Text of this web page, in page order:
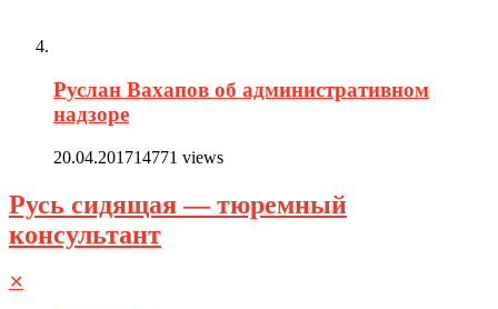
Руслан Вахапов об административном
надзоре
20.04.201714771 views
Русь сидящая — тюремный
консультант
✕